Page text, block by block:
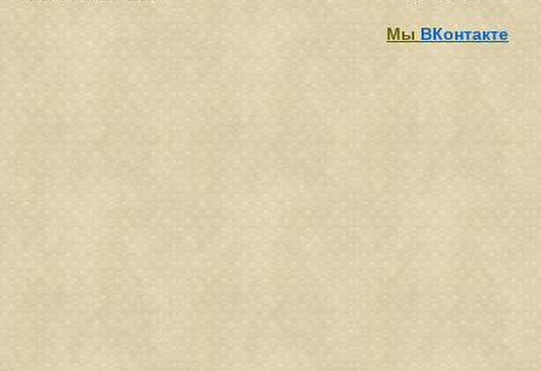
Мы ВКонтакте